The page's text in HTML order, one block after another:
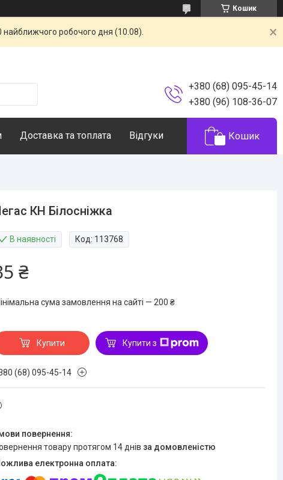
Кошик
найближчого робочого дня (10.08).
+380 (68) 095-45-14
+380 (96) 108-36-07
Доставка та топлата Відгуки Кошик
КН Білосніжка
В наявності Код: 113768
₴
сума замовлення на сайті — 200 ₴
Купити Купити з
(68) 095-45-14
товару протягом 14 днів за домовленістю